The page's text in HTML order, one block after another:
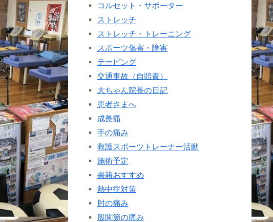
コルセット・サポーター
ストレッチ
ストレッチ・トレーニング
スポーツ傷害・障害
テーピング
交通事故（自賠責）
大ちゃん院長の日記
患者さまへ
成長痛
手の痛み
救護スポーツトレーナー活動
施術予定
書籍おすすめ
熱中症対策
肘の痛み
股関節の痛み